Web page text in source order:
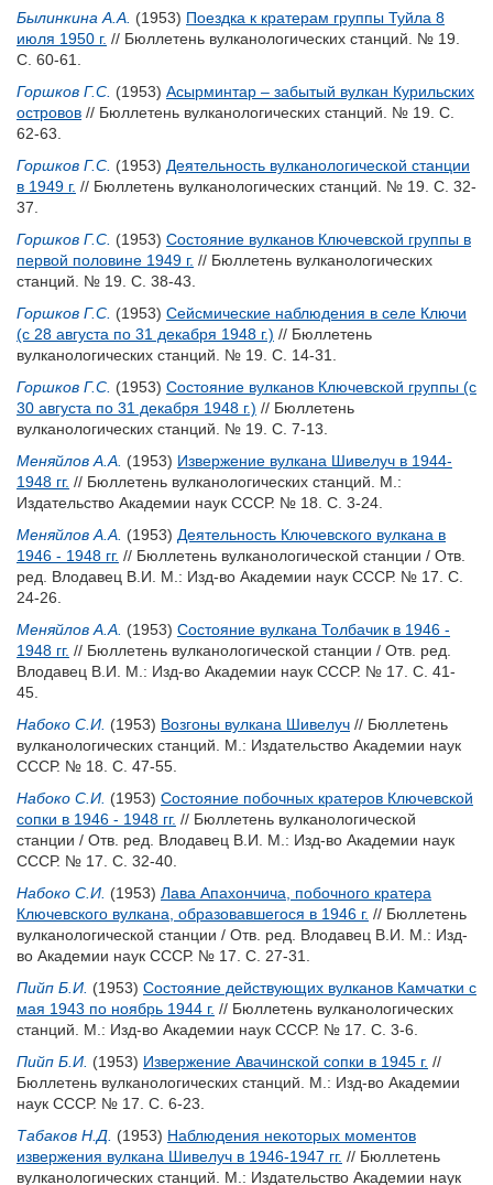
Былинкина А.А. (1953) Поездка к кратерам группы Туйла 8
июля 1950 г. // Бюллетень вулканологических станций. № 19.
С. 60-61.
Горшков Г.С. (1953) Асырминтар – забытый вулкан Курильских
островов // Бюллетень вулканологических станций. № 19. С.
62-63.
Горшков Г.С. (1953) Деятельность вулканологической станции
в 1949 г. // Бюллетень вулканологических станций. № 19. С. 32-
37.
Горшков Г.С. (1953) Состояние вулканов Ключевской группы в
первой половине 1949 г. // Бюллетень вулканологических
станций. № 19. С. 38-43.
Горшков Г.С. (1953) Сейсмические наблюдения в селе Ключи
(с 28 августа по 31 декабря 1948 г.) // Бюллетень
вулканологических станций. № 19. С. 14-31.
Горшков Г.С. (1953) Состояние вулканов Ключевской группы (с
30 августа по 31 декабря 1948 г.) // Бюллетень
вулканологических станций. № 19. С. 7-13.
Меняйлов А.А. (1953) Извержение вулкана Шивелуч в 1944-
1948 гг. // Бюллетень вулканологических станций. М.:
Издательство Академии наук СССР. № 18. С. 3-24.
Меняйлов А.А. (1953) Деятельность Ключевского вулкана в
1946 - 1948 гг. // Бюллетень вулканологической станции / Отв.
ред. Влодавец В.И.
М.: Изд-во Академии наук СССР. № 17. С.
24-26.
Меняйлов А.А. (1953) Состояние вулкана Толбачик в 1946 -
1948 гг. // Бюллетень вулканологической станции / Отв. ред.
Влодавец В.И.
М.: Изд-во Академии наук СССР. № 17. С. 41-
45.
Набоко С.И. (1953) Возгоны вулкана Шивелуч // Бюллетень
вулканологических станций. М.: Издательство Академии наук
СССР. № 18. С. 47-55.
Набоко С.И. (1953) Состояние побочных кратеров Ключевской
сопки в 1946 - 1948 гг. // Бюллетень вулканологической
станции / Отв. ред. Влодавец В.И.
М.: Изд-во Академии наук
СССР. № 17. С. 32-40.
Набоко С.И. (1953) Лава Апахончича, побочного кратера
Ключевского вулкана, образовавшегося в 1946 г. // Бюллетень
вулканологической станции / Отв. ред. Влодавец В.И.
М.: Изд-
во Академии наук СССР. № 17. С. 27-31.
Пийп Б.И. (1953) Состояние действующих вулканов Камчатки с
мая 1943 по ноябрь 1944 г. // Бюллетень вулканологических
станций. М.: Изд-во Академии наук СССР. № 17. С. 3-6.
Пийп Б.И. (1953) Извержение Авачинской сопки в 1945 г. //
Бюллетень вулканологических станций. М.: Изд-во Академии
наук СССР. № 17. С. 6-23.
Табаков Н.Д. (1953) Наблюдения некоторых моментов
извержения вулкана Шивелуч в 1946-1947 гг. // Бюллетень
вулканологических станций. М.: Издательство Академии наук